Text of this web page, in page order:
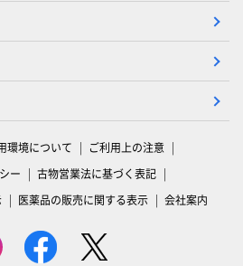
環境について
ご利用上の注意
ー
古物営業法に基づく表記
医薬品の販売に関する表示 会社案内